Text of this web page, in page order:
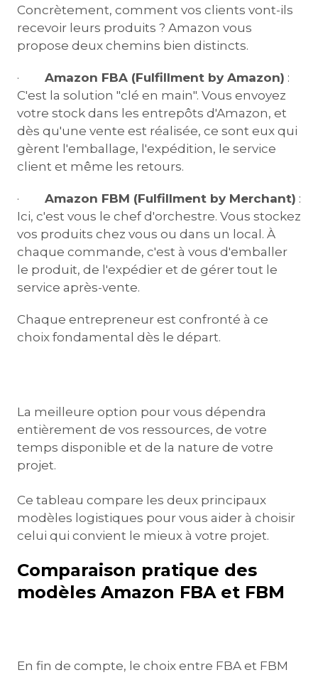
Concrètement, comment vos clients vont-ils
recevoir leurs produits ? Amazon vous
propose deux chemins bien distincts.
· Amazon FBA (Fulfillment by Amazon) :
C'est la solution "clé en main". Vous envoyez
votre stock dans les entrepôts d'Amazon, et
dès qu'une vente est réalisée, ce sont eux qui
gèrent l'emballage, l'expédition, le service
client et même les retours.
· Amazon FBM (Fulfillment by Merchant) :
Ici, c'est vous le chef d'orchestre. Vous stockez
vos produits chez vous ou dans un local. À
chaque commande, c'est à vous d'emballer
le produit, de l'expédier et de gérer tout le
service après-vente.
Chaque entrepreneur est confronté à ce
choix fondamental dès le départ.
La meilleure option pour vous dépendra
entièrement de vos ressources, de votre
temps disponible et de la nature de votre
projet.
Ce tableau compare les deux principaux
modèles logistiques pour vous aider à choisir
celui qui convient le mieux à votre projet.
Comparaison pratique des
modèles Amazon FBA et FBM
En fin de compte, le choix entre FBA et FBM